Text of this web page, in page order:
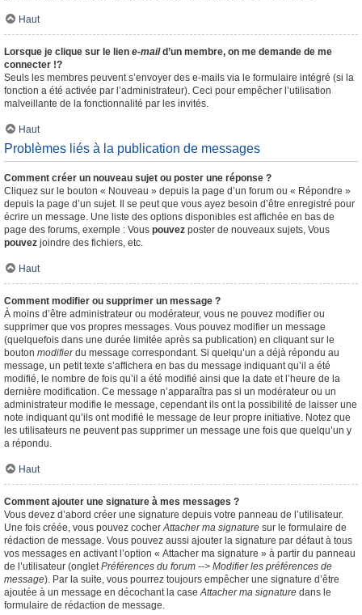
Haut
Lorsque je clique sur le lien e-maild’un membre, on me demande de me
connecter !?
Seuls les membres peuvent s’envoyer des e-mails via le formulaire intégré (si la
fonction a été activée par l’administrateur). Ceci pour empêcher l’utilisation
malveillante de la fonctionnalité par les invités.
Haut
Problèmes liés à la publication de messages
Comment créer un nouveau sujet ou poster une réponse ?
Cliquez sur le bouton « Nouveau » depuis la page d’un forum ou « Répondre »
depuis la page d’un sujet. Il se peut que vous ayez besoin d’être enregistré pour
écrire un message. Une liste des options disponibles est affichée en bas de
page des forums, exemple : Vous pouvez poster de nouveaux sujets, Vous
pouvez joindre des fichiers, etc.
Haut
Comment modifier ou supprimer un message ?
À moins d’être administrateur ou modérateur, vous ne pouvez modifier ou
supprimer que vos propres messages. Vous pouvez modifier un message
(quelquefois dans une durée limitée après sa publication) en cliquant sur le
bouton modifierdu message correspondant. Si quelqu’un a déjà répondu au
message, un petit texte s’affichera en bas du message indiquant qu’il a été
modifié, le nombre de fois qu’il a été modifié ainsi que la date et l’heure de la
dernière modification. Ce message n’apparaîtra pas si un modérateur ou un
administrateur modifie le message, cependant ils ont la possibilité de laisser une
note indiquant qu’ils ont modifié le message de leur propre initiative. Notez que
les utilisateurs ne peuvent pas supprimer un message une fois que quelqu’un y
a répondu.
Haut
Comment ajouter une signature à mes messages ?
Vous devez d’abord créer une signature depuis votre panneau de l’utilisateur.
Une fois créée, vous pouvez cocherAttacher ma signature sur le formulaire de
rédaction de message. Vous pouvez aussi ajouter la signature par défaut à tous
vos messages en activant l’option « Attacher ma signature » à partir du panneau
de l’utilisateur (ongletPréférences du forum --> Modifier les préférences de
message). Par la suite, vous pourrez toujours empêcher une signature d’être
ajoutée à un message en décochant la caseAttacher ma signature dans le
formulaire de rédaction de message.